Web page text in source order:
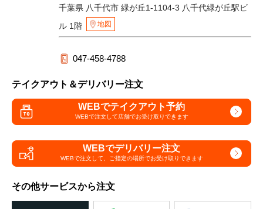
千葉県 八千代市 緑が丘1-1104-3 八千代緑が丘駅ビ
ル 1階
地図
047-458-4788
テイクアウト＆デリバリー注文
WEBでテイクアウト予約
WEBで注文して店舗でお受け取りできます
WEBでデリバリー注文
WEBで注文して、 ご指定の場所でお受け取りできます
その他サービスから注文